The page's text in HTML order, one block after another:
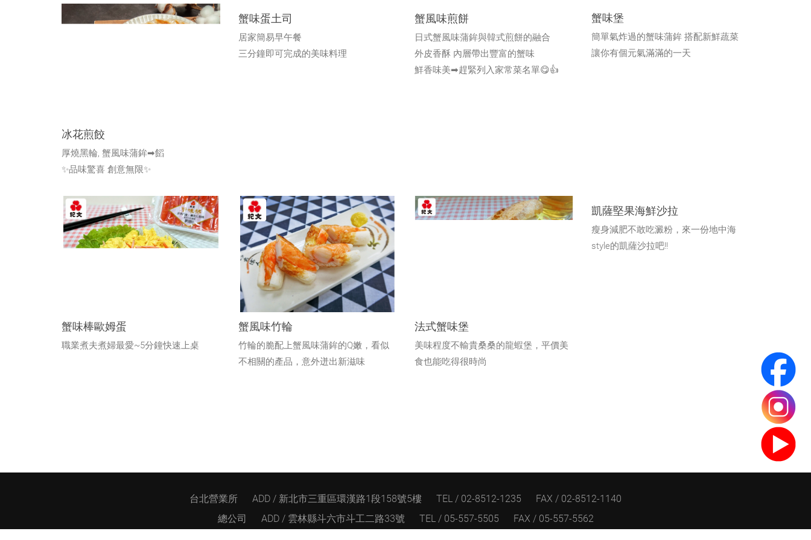
冰花煎餃
厚燒黑輪, 蟹風味蒲鉾➡饀
✨品味驚喜 創意無限✨
蟹味蛋土司
居家簡易早午餐
三分鐘即可完成的美味料理
蟹風味煎餅
日式蟹風味蒲鉾與韓式煎餅的融合
外皮香酥 內層帶出豐富的蟹味
鮮香味美➡趕緊列入家常菜名單😋👍
蟹味堡
簡單氣炸過的蟹味蒲鉾 搭配新鮮蔬菜
讓你有個元氣滿滿的一天
蟹味棒歐姆蛋
職業煮夫煮婦最愛~5分鐘快速上桌
蟹風味竹輪
竹輪的脆配上蟹風味蒲鉾的Q嫩，看似
不相關的產品，意外迸出新滋味
法式蟹味堡
美味程度不輸貴桑桑的龍蝦堡，平價美
食也能吃得很時尚
凱薩堅果海鮮沙拉
瘦身減肥不敢吃澱粉，來一份地中海
style的凱薩沙拉吧!!
台北營業所 ADD / 新北市三重區環漢路1段158號5樓 TEL / 02-8512-1235
FAX / 02-8512-1140
總公司
ADD / 雲林縣斗六市斗工二路33號 TEL / 05-557-5505 FAX / 05-557-5562